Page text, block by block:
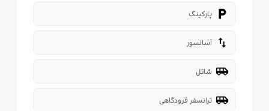
local_parking پارکینگ
import_export آسانسور
airport_shuttle شاتل
airport_shuttle ترانسفر فرودگاهی